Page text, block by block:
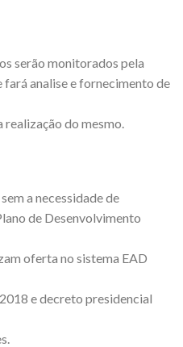
serão monitorados pela
analise e fornecimento de
realização do mesmo.
a necessidade de
de Desenvolvimento
oferta no sistema EAD
e decreto presidencial